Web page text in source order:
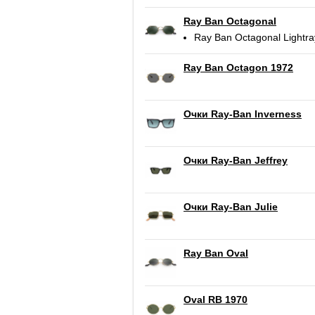
Ray Ban Octagonal
Ray Ban Octagonal
Ray Ban Octagon 1972
Очки Ray-Ban Inverness
Очки Ray-Ban Jeffrey
Очки Ray-Ban Julie
Ray Ban Oval
Oval RB 1970